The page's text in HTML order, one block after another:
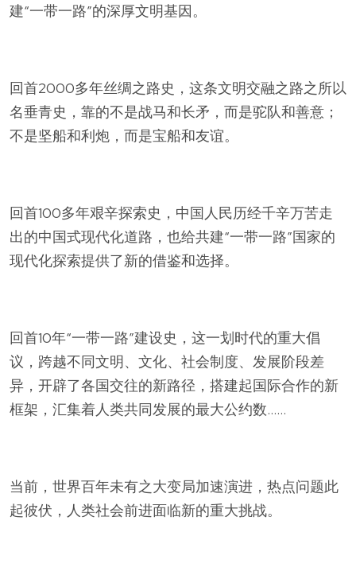
建“一带一路”的深厚文明基因。
回首2000多年丝绸之路史，这条文明交融之路之所以
名垂青史，靠的不是战马和长矛，而是驼队和善意；
不是坚船和利炮，而是宝船和友谊。
回首100多年艰辛探索史，中国人民历经千辛万苦走
出的中国式现代化道路，也给共建“一带一路”国家的
现代化探索提供了新的借鉴和选择。
回首10年“一带一路”建设史，这一划时代的重大倡
议，跨越不同文明、文化、社会制度、发展阶段差
异，开辟了各国交往的新路径，搭建起国际合作的新
框架，汇集着人类共同发展的最大公约数……
当前，世界百年未有之大变局加速演进，热点问题此
起彼伏，人类社会前进面临新的重大挑战。